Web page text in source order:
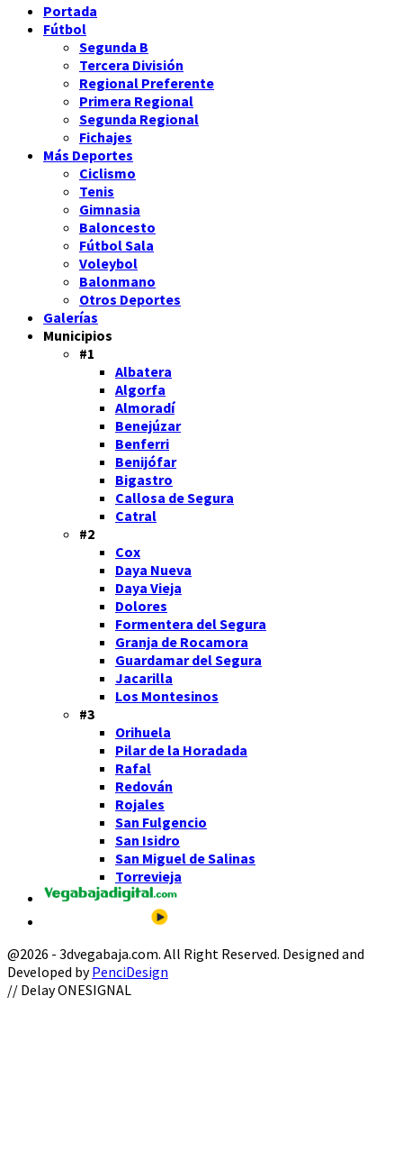
Portada
Fútbol
Segunda B
Tercera División
Regional Preferente
Primera Regional
Segunda Regional
Fichajes
Más Deportes
Ciclismo
Tenis
Gimnasia
Baloncesto
Fútbol Sala
Voleybol
Balonmano
Otros Deportes
Galerías
Municipios
#1
Albatera
Algorfa
Almoradí
Benejúzar
Benferri
Benijófar
Bigastro
Callosa de Segura
Catral
#2
Cox
Daya Nueva
Daya Vieja
Dolores
Formentera del Segura
Granja de Rocamora
Guardamar del Segura
Jacarilla
Los Montesinos
#3
Orihuela
Pilar de la Horadada
Rafal
Redován
Rojales
San Fulgencio
San Isidro
San Miguel de Salinas
Torrevieja
@2026 - 3dvegabaja.com. All Right Reserved. Designed and
Developed byPenciDesign
Facebook
Twitter
Instagram
Youtube
Email
// Delay ONESIGNAL